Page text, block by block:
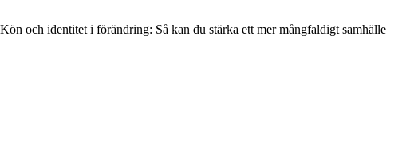
Kön och identitet i förändring: Så kan du stärka ett mer mångfaldigt samhälle